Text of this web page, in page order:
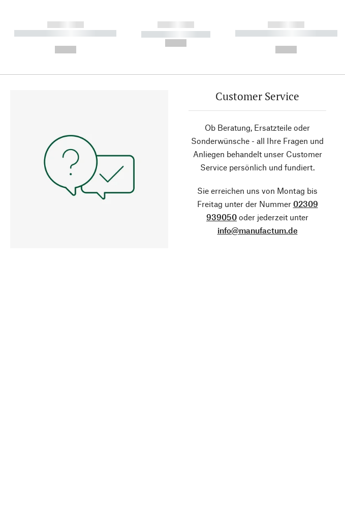
------------
----------- ----------- ----------
------------
----------- -----------
------------
----------- ----------- ----------
Customer Service
Ob Beratung, Ersatzteile oder
Sonderwünsche - all Ihre Fragen und
Anliegen behandelt unser Customer
Service persönlich und fundiert.
Sie erreichen uns von Montag bis
Freitag unter der Nummer 02309
939050 oder jederzeit unter
info@manufactum.de